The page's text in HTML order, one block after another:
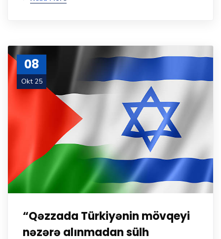
08
Okt 25
“Qəzzada Türkiyənin mövqeyi
nəzərə alınmadan sülh